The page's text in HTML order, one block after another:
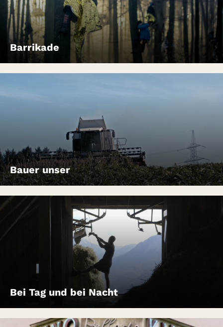
Barrikade
Bauer unser
Bei Tag und bei Nacht